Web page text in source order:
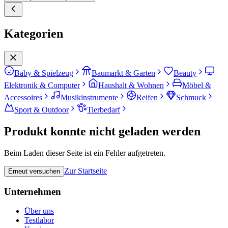
Kategorien
Baby & Spielzeug Baumarkt & Garten
Beauty
Elektronik & Computer
Haushalt & Wohnen
Möbel &
Accessoires
Musikinstrumente Reifen
Schmuck
Sport & Outdoor
Tierbedarf
Produkt konnte nicht geladen werden
Beim Laden dieser Seite ist ein Fehler aufgetreten.
Erneut versuchen Zur Startseite
Unternehmen
Über uns
Testlabor